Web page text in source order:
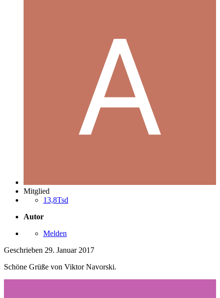
Mitglied
13,8Tsd
Autor
Melden
Geschrieben 29. Januar 2017
Schöne Grüße von Viktor Navorski.